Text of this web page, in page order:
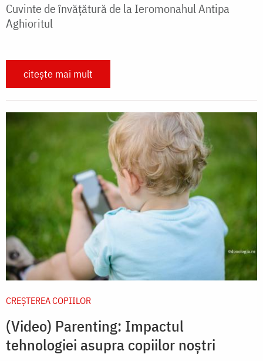
Cuvinte de învățătură de la Ieromonahul Antipa
Aghioritul
citește mai mult
CREŞTEREA COPIILOR
(Video) Parenting: Impactul
tehnologiei asupra copiilor noștri